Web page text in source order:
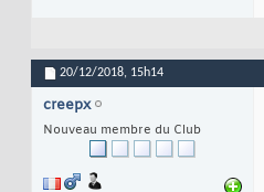
20/12/2018, 15h14
creepx
Nouveau membre du Club